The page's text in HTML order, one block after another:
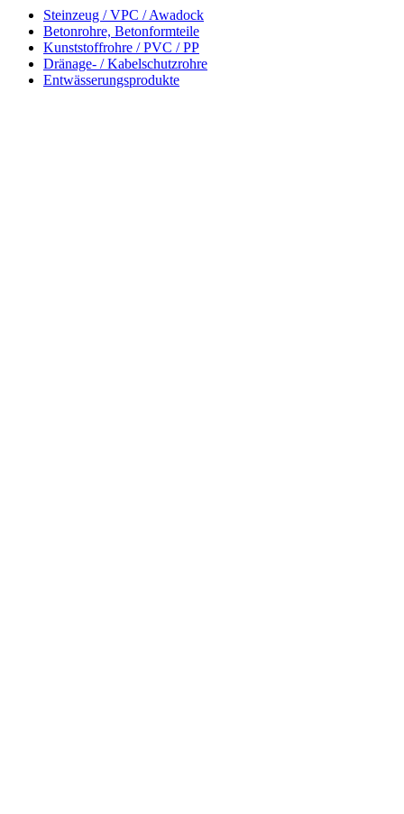
Steinzeug / VPC / Awadock
Betonrohre, Betonformteile
Kunststoffrohre / PVC / PP
Dränage- / Kabelschutzrohre
Entwässerungsprodukte